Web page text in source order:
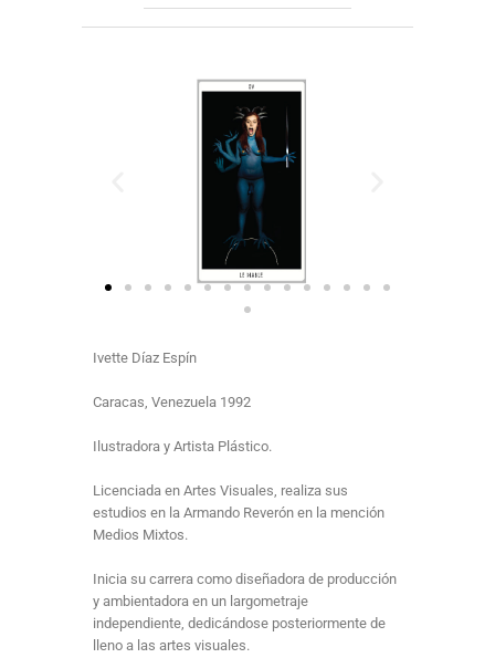
Ivette Díaz Espín
Caracas, Venezuela 1992
Ilustradora y Artista Plástico.
Licenciada en Artes Visuales, realiza sus
estudios en la Armando Reverón en la mención
Medios Mixtos.
Inicia su carrera como diseñadora de producción
y ambientadora en un largometraje
independiente, dedicándose posteriormente de
lleno a las artes visuales.